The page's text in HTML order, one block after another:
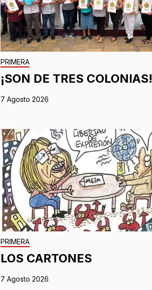
PRIMERA
¡SON DE TRES COLONIAS!
7 Agosto 2026
PRIMERA
LOS CARTONES
7 Agosto 2026